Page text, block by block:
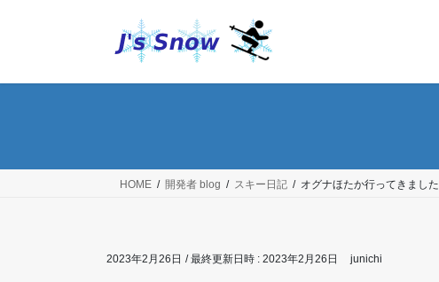
HOME 開発者 blog スキー日記 オグナほたか行ってきました
2023年2月26日 / 最終更新日時 : 2023年2月26日 junichi